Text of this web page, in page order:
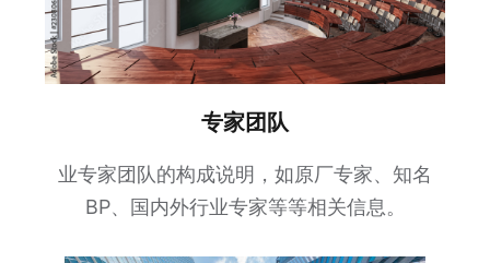
专家团队
业专家团队的构成说明，如原厂专家、知名
BP、国内外行业专家等等相关信息。